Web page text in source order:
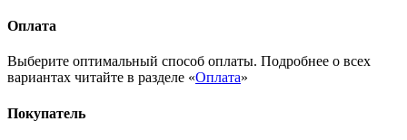
Оплата
Выберите оптимальный способ оплаты. Подробнее о всех
вариантах читайте в разделе «Оплата»
Покупатель